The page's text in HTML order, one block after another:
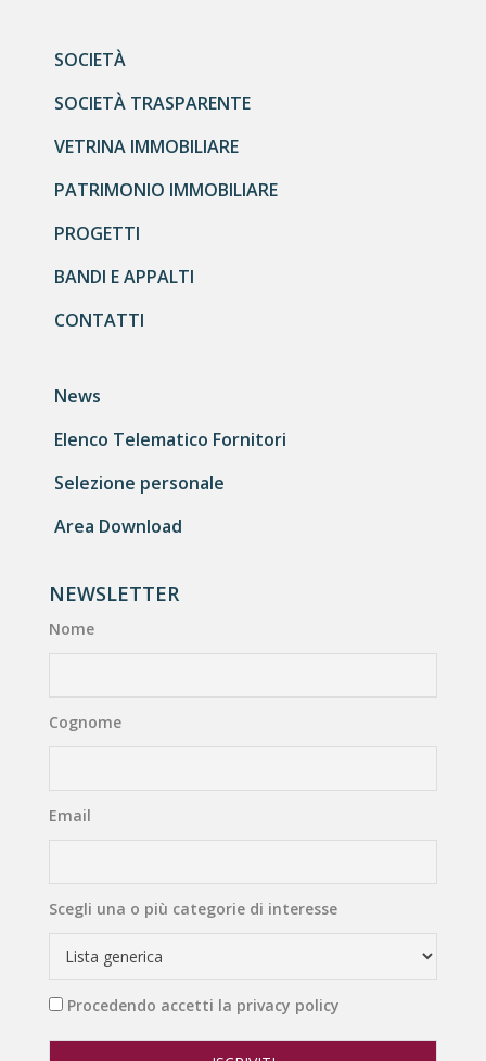
SOCIETÀ
SOCIETÀ TRASPARENTE
VETRINA IMMOBILIARE
PATRIMONIO IMMOBILIARE
PROGETTI
BANDI E APPALTI
CONTATTI
News
Elenco Telematico Fornitori
Selezione personale
Area Download
NEWSLETTER
Nome
Cognome
Email
Scegli una o più categorie di interesse
Procedendo accetti la privacy policy